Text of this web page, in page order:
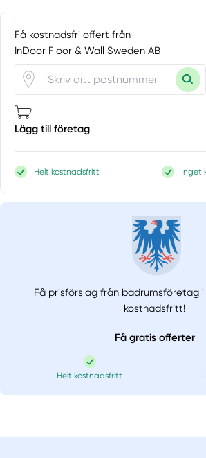
Få kostnadsfri offert från
InDoor Floor & Wall Sweden AB
Lägg till företag
Helt kostnadsfritt Inget
Få prisförslag från badrumsföretag i
kostnadsfritt!
Få gratis offerter
Helt kostnadsfritt